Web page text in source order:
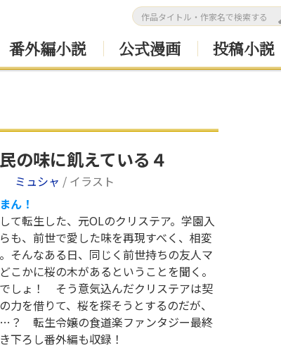
番外編小説 公式漫画 投稿小説
の味に飢えている４
ミュシャ / イラスト
ん！
て転生した、元OLのクリステア。学園入
も、前世で愛した味を再現すべく、相変
そんなある日、同じく前世持ちの友人マ
こかに桜の木があるということを聞く。
しょ！ そう意気込んだクリステアは契
力を借りて、桜を探そうとするのだが、
？ 転生令嬢の食道楽ファンタジー最終
ろし番外編も収録！